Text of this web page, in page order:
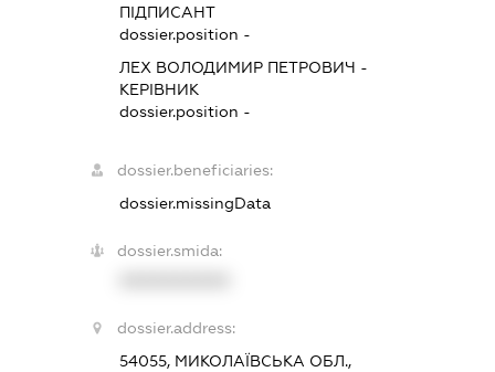
ПІДПИСАНТ
dossier.position -
ЛЕХ ВОЛОДИМИР ПЕТРОВИЧ -
КЕРІВНИК
dossier.position -
dossier.beneficiaries:
dossier.missingData
dossier.smida:
dossier.address:
54055, МИКОЛАЇВСЬКА ОБЛ.,